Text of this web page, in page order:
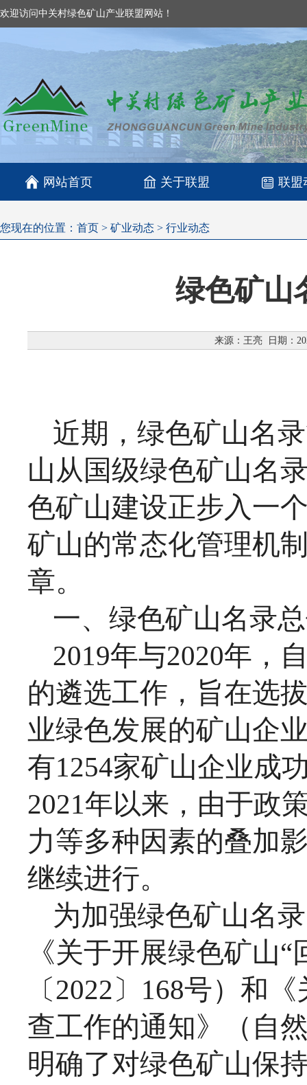
欢迎访问中关村绿色矿山产业联盟网站！
 网站首页 关于联盟 联盟
您现在的位置： 首页 > 矿业动态 > 行业动态
绿色矿山
来源：王亮 日期：
近期，绿色矿山名
山从国级绿色矿山名
色矿山建设正步入一
矿山的常态化管理机
章。
一、绿色矿山名录
2019年与2020年，
的遴选工作，旨在选
业绿色发展的矿山企
有1254家矿山企业成
2021年以来，由于政
力等多种因素的叠加
继续进行。
为加强绿色矿山名
《关于开展绿色矿山“
〔2022〕168号）和
查工作的通知》（自
明确了对绿色矿山保